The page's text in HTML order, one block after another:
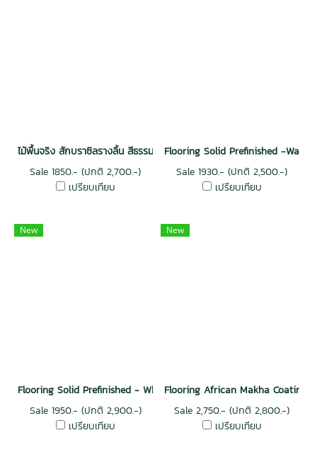
ไม้พื้นจริง สักบราซิลรางลิ้น สีธรรมชาติ
Sale 1850.- (ปกติ 2,700.-)
เปรียบเทียบ
Flooring Solid Prefinished -WaInut
Sale 1930.- (ปกติ 2,500.-)
เปรียบเทียบ
New
Flooring Solid Prefinished - White Maple Coating Walnut
Sale 1950.- (ปกติ 2,900.-)
เปรียบเทียบ
New
Flooring African Makha Coating
Sale 2,750.- (ปกติ 2,800.-)
เปรียบเทียบ